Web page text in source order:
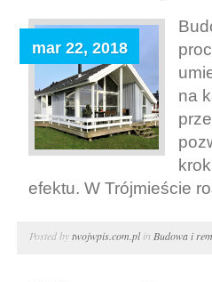
mar 22, 2018
na
efektu. W Trójmieście
Posted bytwojwpis.com.plin Budowa i